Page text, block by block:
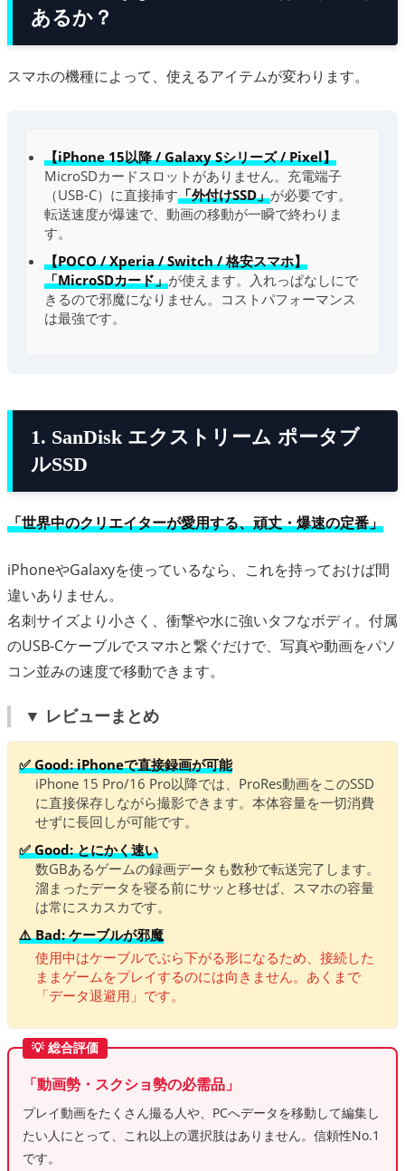
あるか？
スマホの機種によって、使えるアイテムが変わります。
【iPhone 15以降 / Galaxy Sシリーズ / Pixel】
MicroSDカードスロットがありません。充電端子
（USB-C）に直接挿す「外付けSSD」が必要です。
転送速度が爆速で、動画の移動が一瞬で終わりま
す。
【POCO / Xperia / Switch / 格安スマホ】
「MicroSDカード」が使えます。入れっぱなしにで
きるので邪魔になりません。コストパフォーマンス
は最強です。
1. SanDisk エクストリーム ポータブ
ルSSD
「世界中のクリエイターが愛用する、頑丈・爆速の定番」
iPhoneやGalaxyを使っているなら、これを持っておけば間
違いありません。
名刺サイズより小さく、衝撃や水に強いタフなボディ。付属
のUSB-Cケーブルでスマホと繋ぐだけで、写真や動画をパソ
コン並みの速度で移動できます。
▼ レビューまとめ
✅ Good: iPhoneで直接録画が可能
iPhone 15 Pro/16 Pro以降では、ProRes動画をこのSSD
に直接保存しながら撮影できます。本体容量を一切消費
せずに長回しが可能です。
✅ Good: とにかく速い
数GBあるゲームの録画データも数秒で転送完了します。
溜まったデータを寝る前にサッと移せば、スマホの容量
は常にスカスカです。
⚠️ Bad: ケーブルが邪魔
使用中はケーブルでぶら下がる形になるため、接続した
ままゲームをプレイするのには向きません。あくまで
「データ退避用」です。
💡 総合評価
「動画勢・スクショ勢の必需品」
プレイ動画をたくさん撮る人や、PCへデータを移動して編集し
たい人にとって、これ以上の選択肢はありません。信頼性No.1
です。